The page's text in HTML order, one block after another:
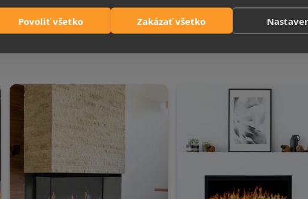
Povoliť všetko Zakázať všetko
Podobné produkty